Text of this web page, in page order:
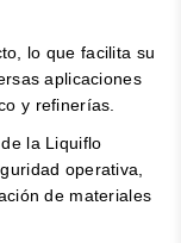
lo que facilita su
aplicaciones
y refinerías.
la Liquiflo
operativa,
de materiales